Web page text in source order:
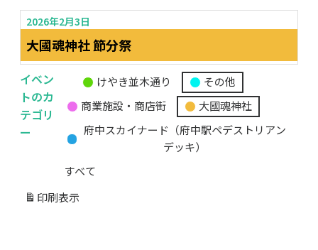
2026年2月3日
大國魂神社 節分祭
イベン
トのカ
テゴリ
ー
題
カ
ゴ
リ
けやき並木通り
その他
商業施設・商店街
大國魂神社
府中スカイナード（府中駅ペデストリアン
デッキ）
すべて
印刷 表示